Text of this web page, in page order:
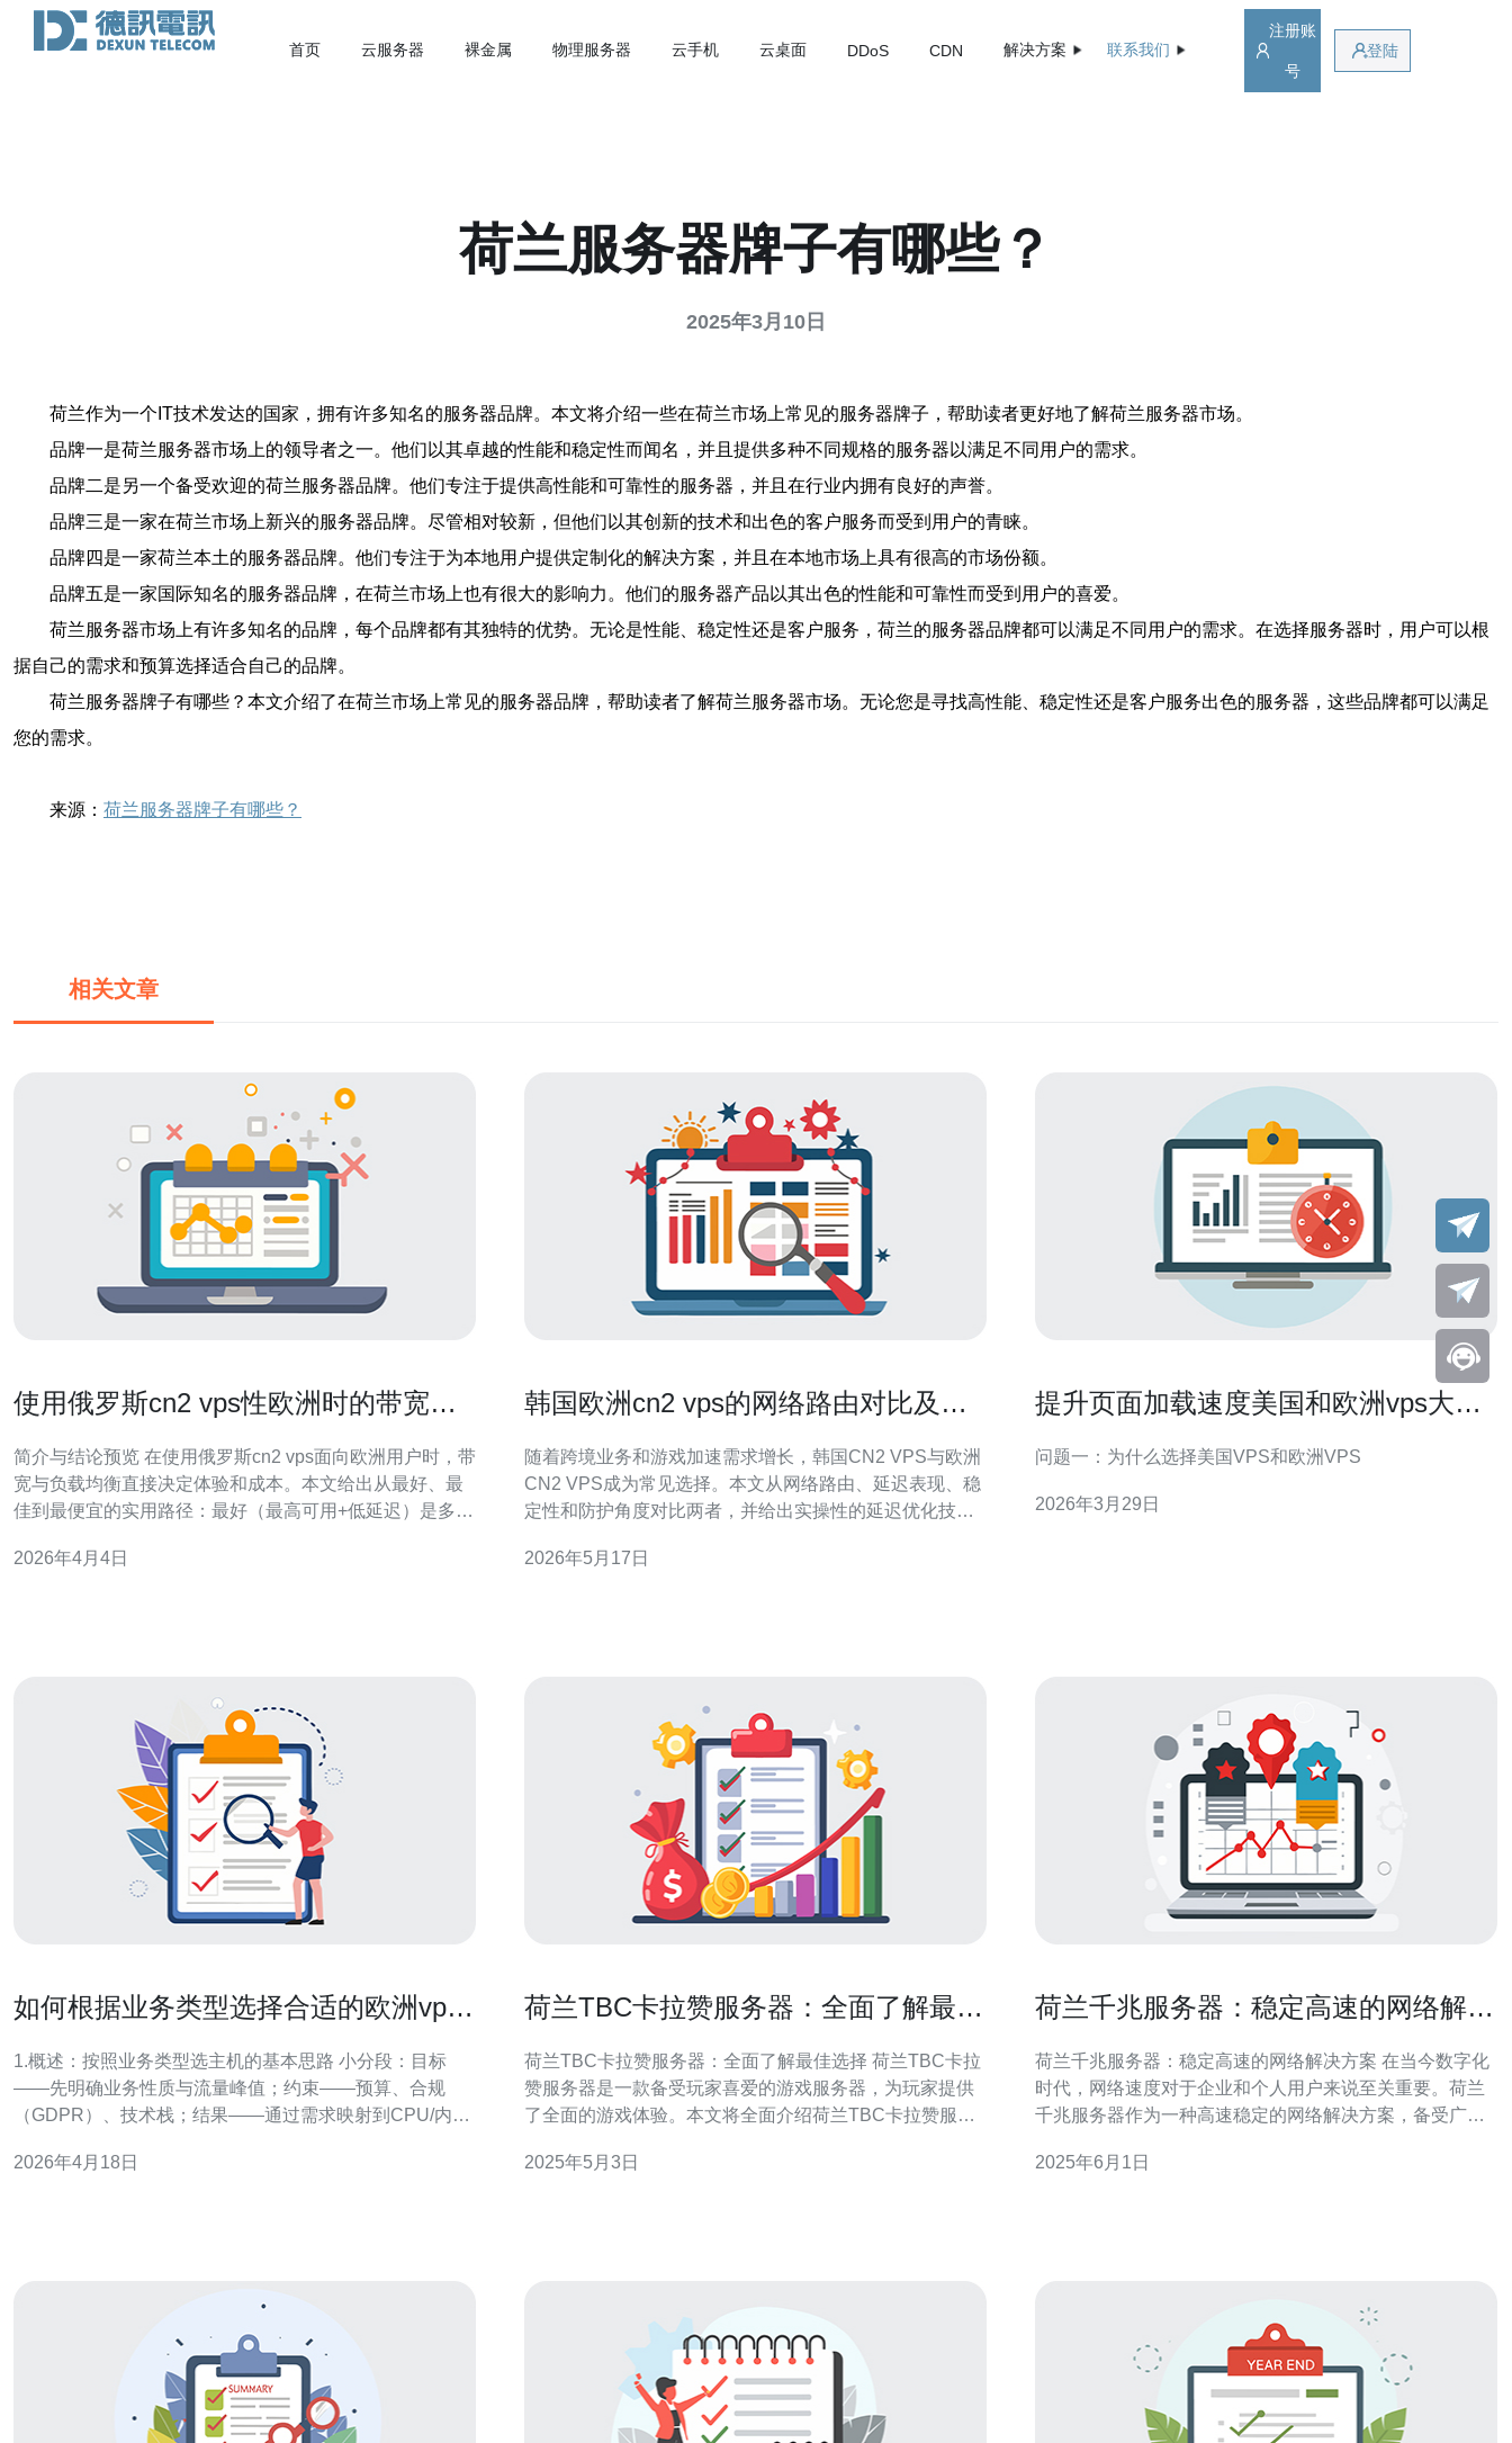
首页 云服务器 裸金属 物理服务器 云手机 云桌面 DDoS CDN 解决方案 联系我们
注册账
号
登陆
荷兰服务器牌子有哪些？
2025年3月10日
荷兰作为一个IT技术发达的国家，拥有许多知名的服务器品牌。本文将介绍一些在荷兰市场上常见的服务器牌子，帮助读者更好地了解荷兰服务器市场。
品牌一是荷兰服务器市场上的领导者之一。他们以其卓越的性能和稳定性而闻名，并且提供多种不同规格的服务器以满足不同用户的需求。
品牌二是另一个备受欢迎的荷兰服务器品牌。他们专注于提供高性能和可靠性的服务器，并且在行业内拥有良好的声誉。
品牌三是一家在荷兰市场上新兴的服务器品牌。尽管相对较新，但他们以其创新的技术和出色的客户服务而受到用户的青睐。
品牌四是一家荷兰本土的服务器品牌。他们专注于为本地用户提供定制化的解决方案，并且在本地市场上具有很高的市场份额。
品牌五是一家国际知名的服务器品牌，在荷兰市场上也有很大的影响力。他们的服务器产品以其出色的性能和可靠性而受到用户的喜爱。
荷兰服务器市场上有许多知名的品牌，每个品牌都有其独特的优势。无论是性能、稳定性还是客户服务，荷兰的服务器品牌都可以满足不同用户的需求。在选择服务器时，用户可以根
据自己的需求和预算选择适合自己的品牌。
荷兰服务器牌子有哪些？本文介绍了在荷兰市场上常见的服务器品牌，帮助读者了解荷兰服务器市场。无论您是寻找高性能、稳定性还是客户服务出色的服务器，这些品牌都可以满足
您的需求。
来源： 荷兰服务器牌子有哪些？
相关文章
使用俄罗斯cn2 vps性欧洲时的带宽选
简介与结论预览 在使用俄罗斯cn2 vps面向欧洲用户时，带
宽与负载均衡直接决定体验和成本。本文给出从最好、最
佳到最便宜的实用路径：最好（最高可用+低延迟）是多出
专线或保底带宽配合区域CDN与HAProxy/LVS做负载分
2026年4月4日
韩国欧洲cn2 vps的网络路由对比及延
随着跨境业务和游戏加速需求增长，韩国CN2 VPS与欧洲
CN2 VPS成为常见选择。本文从网络路由、延迟表现、稳
定性和防护角度对比两者，并给出实操性的延迟优化技
区别。CN2指电信的专线骨干，具备较优的带宽与丢包控
2026年5月17日
提升页面加载速度美国和欧洲vps大前
问题一：为什么选择美国VPS和欧洲VPS
2026年3月29日
如何根据业务类型选择合适的欧洲vps
1.概述：按照业务类型选主机的基本思路 小分段：目标
——先明确业务性质与流量峰值；约束——预算、合规
（GDPR）、技术栈；结果——通过需求映射到CPU/内存/
步测量） 小分段：1) 统计并估算并发用户数与每日请求：
2026年4月18日
荷兰TBC卡拉赞服务器：全面了解最佳
荷兰TBC卡拉赞服务器：全面了解最佳选择 荷兰TBC卡拉
赞服务器是一款备受玩家喜爱的游戏服务器，为玩家提供
了全面的游戏体验。本文将全面介绍荷兰TBC卡拉赞服务
兰TBC卡拉赞服务器基于经典的《魔兽世界：燃烧的远
2025年5月3日
荷兰千兆服务器：稳定高速的网络解决
荷兰千兆服务器：稳定高速的网络解决方案 在当今数字化
时代，网络速度对于企业和个人用户来说至关重要。荷兰
千兆服务器作为一种高速稳定的网络解决方案，备受广泛
何选择合适的服务提供商。 荷兰千兆服务器是指拥有千兆
2025年6月1日